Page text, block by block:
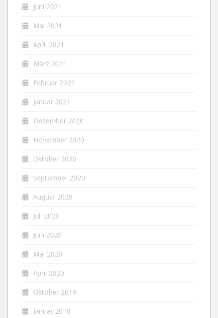
Juni 2021
Mai 2021
April 2021
März 2021
Februar 2021
Januar 2021
Dezember 2020
November 2020
Oktober 2020
September 2020
August 2020
Juli 2020
Juni 2020
Mai 2020
April 2020
Oktober 2019
Januar 2018